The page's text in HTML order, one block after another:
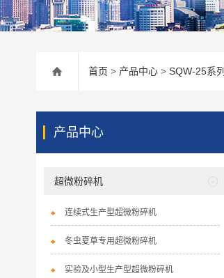
首页 > 产品中心 > SQW-25系列
产品中心
超微粉碎机
连续式生产型超微粉碎机
冬虫夏草专用超微粉碎机
实验及小型生产型超微粉碎机